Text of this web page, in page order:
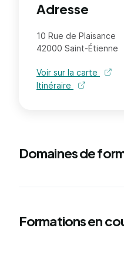
Adresse
10 Rue de Plaisance
42000 Saint-Étienne
Voir sur la carte
Itinéraire
Domaines de
Formations en